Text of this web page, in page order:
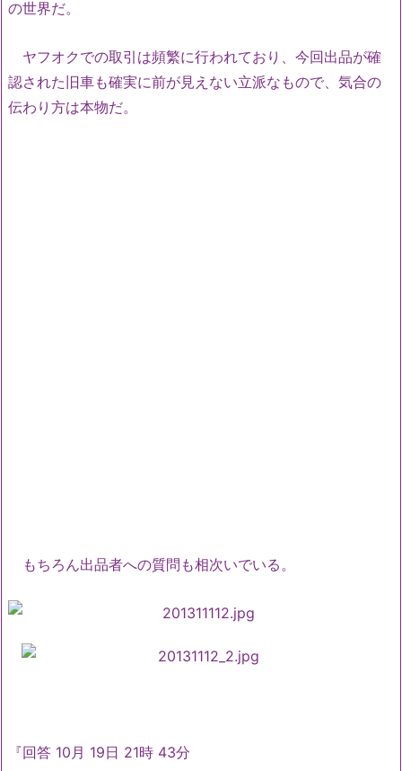
の世界だ。
ヤフオクでの取引は頻繁に行われており、今回出品が確
認された旧車も確実に前が見えない立派なもので、気合の
伝わり方は本物だ。
もちろん出品者への質問も相次いでいる。
『回答 10月 19日 21時 43分